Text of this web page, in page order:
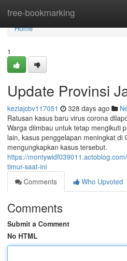
free-bookmarking
Home
Home
1
Update Provinsi
keziajcbv117051 328 days ago
Ratusan kasus baru virus corona
Warga diimbau untuk tetap mengikuti
lain, kasus penggelapan meningkat di
mengungkapkan kasus tersebut.
https://
timur-saat-ini
Comments
Who Upvoted
Comments
Submit a Comment
No HTML